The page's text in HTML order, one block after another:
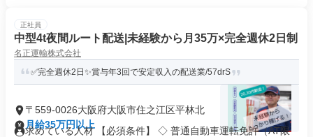
正社員
中型4t夜間ルート配送|未経験から月35万×完全週休2日制
名正運輸株式会社
✅完全週休2日✨賞与年3回で安定収入の配送業/57drS
〒559-0026大阪府大阪市住之江区平林北
月給35万円以上
求めている人材 【必須条件】 ◇ 普通自動車運転免許（AT限